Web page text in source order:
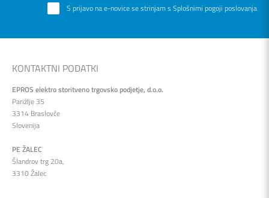
S prijavo na e-novice se strinjam s Splošnimi pogoji poslovanja
KONTAKTNI PODATKI
EPROS elektro storitveno trgovsko podjetje, d.o.o.
Parižlje 35
3314 Braslovče
Slovenija
PE ŽALEC
Šlandrov trg 20a,
3310 Žalec